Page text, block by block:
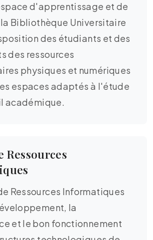
d'apprentissage et de
Bibliothèque Universitaire
des étudiants et des
des ressources
physiques et numériques
espaces adaptés à l'étude
académique.
Ressources
Ressources Informatiques
la
et le bon fonctionnement